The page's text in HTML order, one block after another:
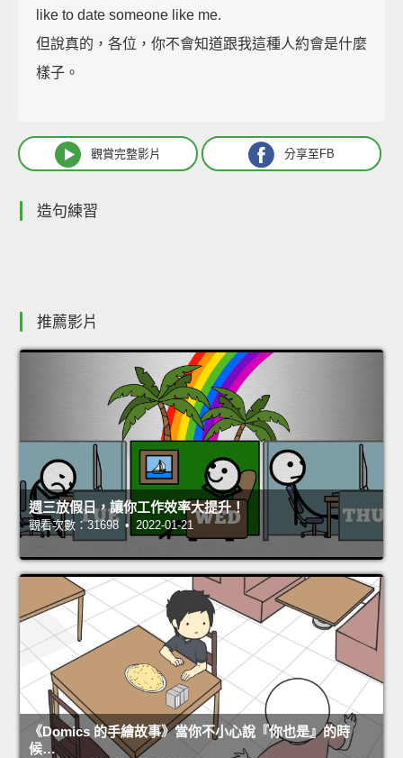
like to date someone like me.
但說真的，各位，你不會知道跟我這種人約會是什麼
樣子。
觀賞完整影片 分享至FB
造句練習
推薦影片
週三放假日，讓你工作效率大提升！
觀看次數：31698 • 2022-01-21
《Domics 的手繪故事》當你不小心說『你也是』的時
候…